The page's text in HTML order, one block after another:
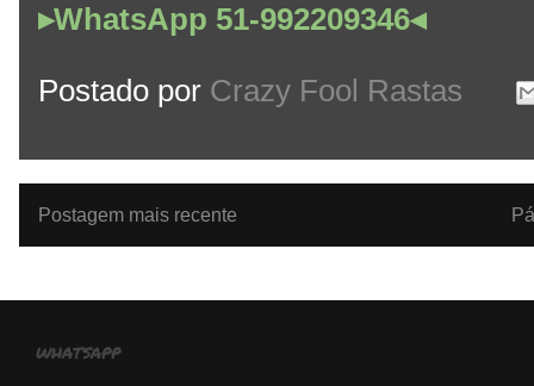
▸WhatsApp 51-992209346◂
Postado por Crazy Fool Rastas
Postagem mais recente
whatsapp